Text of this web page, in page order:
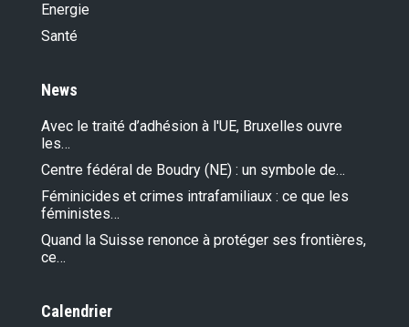
Energie
Santé
News
Avec le traité d’adhésion à l'UE, Bruxelles ouvre
les…
Centre fédéral de Boudry (NE) : un symbole de…
Féminicides et crimes intrafamiliaux : ce que les
féministes…
Quand la Suisse renonce à protéger ses frontières,
ce…
Calendrier